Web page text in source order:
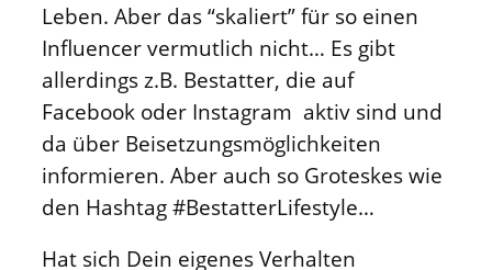
Leben. Aber das “skaliert” für so einen
Influencer vermutlich nicht… Es gibt
allerdings z.B. Bestatter, die auf
Facebook oder Instagram aktiv sind und
da über Beisetzungsmöglichkeiten
informieren. Aber auch so Groteskes wie
den Hashtag #BestatterLifestyle…
Hat sich Dein eigenes Verhalten